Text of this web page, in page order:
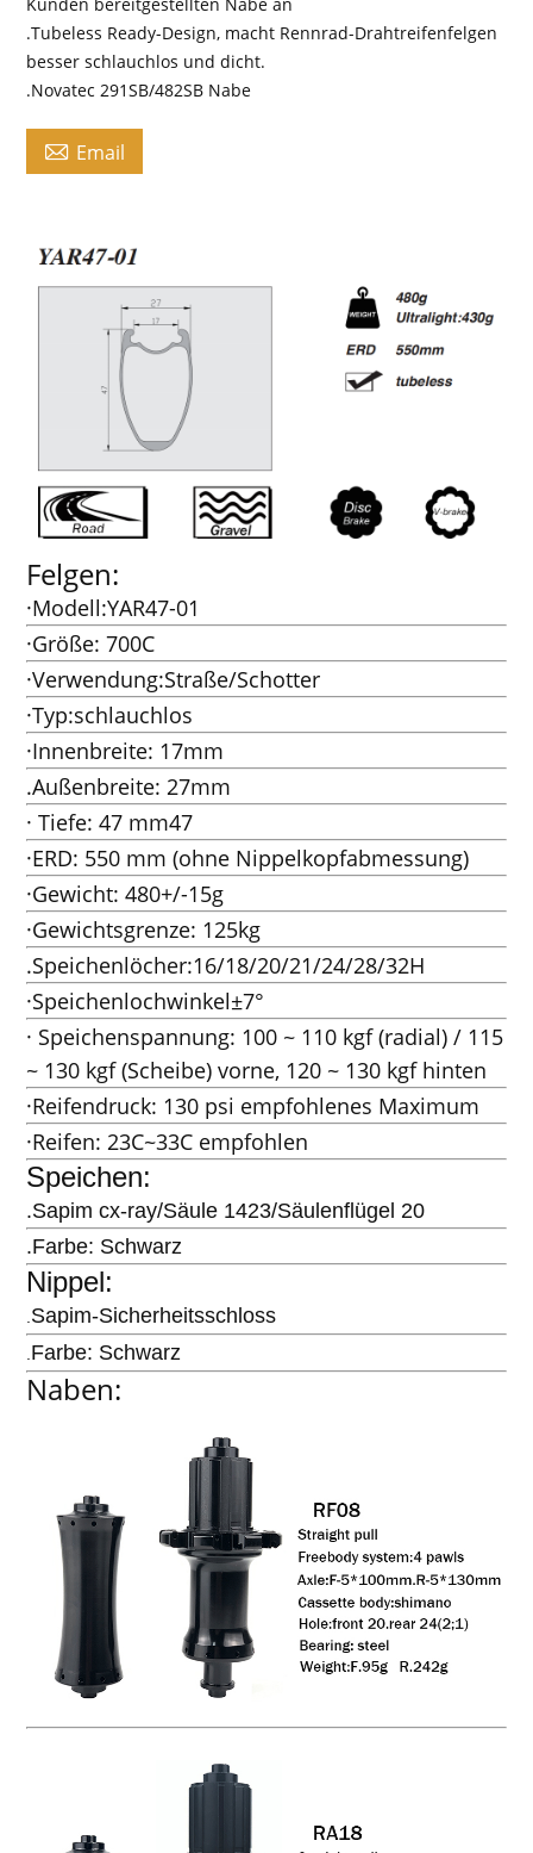
.Tubeless Ready-Design, macht Rennrad-Drahtreifenfelgen
besser schlauchlos und dicht.
.Novatec 291SB/482SB Nabe
 Email
Felgen:
·Modell:YAR47-01
·Größe: 700C
·Verwendung:Straße/Schotter
·Typ:schlauchlos
·Innenbreite: 17mm
.Außenbreite: 27mm
· Tiefe: 47 mm47
·ERD: 550 mm (ohne Nippelkopfabmessung)
·Gewicht: 480+/-15g
·Gewichtsgrenze: 125kg
.Speichenlöcher:16/18/20/21/24/28/32H
·Speichenlochwinkel±7°
· Speichenspannung: 100 ~ 110 kgf (radial) / 115
~ 130 kgf (Scheibe) vorne, 120 ~ 130 kgf hinten
·Reifendruck: 130 psi empfohlenes Maximum
·Reifen: 23C~33C empfohlen
Speichen:
.Sapim cx-ray/Säule 1423/Säulenflügel 20
.Farbe: Schwarz
Nippel:
Sapim-Sicherheitsschloss
Farbe: Schwarz
Naben: